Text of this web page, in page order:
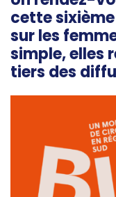
cette
sur les
simple, elles
tiers des